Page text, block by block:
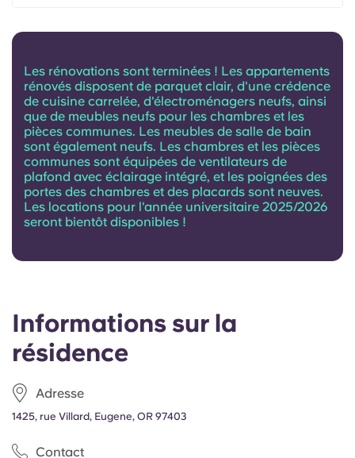
Informations sur la
résidence
Adresse
1425, rue Villard, Eugene, OR 97403
Contact
Les rénovations sont terminées ! Les appartements
rénovés disposent de parquet clair, d'une crédence
de cuisine carrelée, d'électroménagers neufs, ainsi
que de meubles neufs pour les chambres et les
pièces communes. Les meubles de salle de bain
sont également neufs. Les chambres et les pièces
communes sont équipées de ventilateurs de
plafond avec éclairage intégré, et les poignées des
portes des chambres et des placards sont neuves.
Les locations pour l'année universitaire 2025/2026
seront bientôt disponibles !